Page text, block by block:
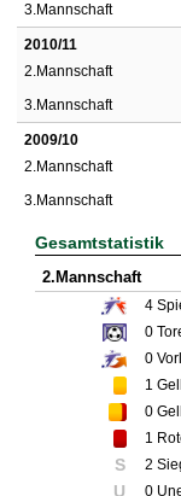
3.Mannschaft
2010/11
2.Mannschaft
3.Mannschaft
2009/10
2.Mannschaft
3.Mannschaft
Gesamtstatistik
2.Mannschaft
4
0
0
1
0
1
S 2
U 0